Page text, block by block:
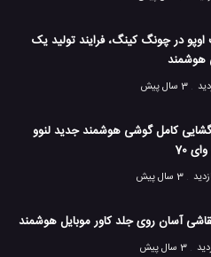
در چونگ کینگ، فرایند تولید یک
3 سال پیش
کامل گوشی هوشمند جدید لنوو
70
3 سال پیش
آسان روی جلد کاور موبایل هوشمند
3 سال پیش